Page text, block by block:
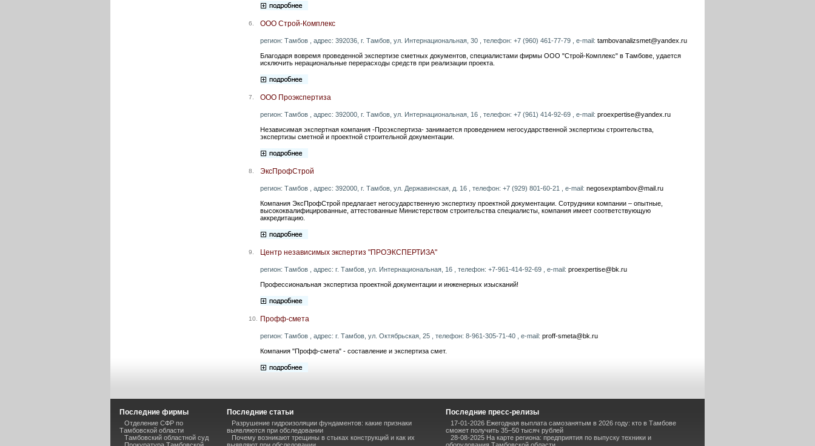
6. ООО Строй-Комплекс
регион: Тамбов , адрес: 392036, г. Тамбов, ул. Интернациональная, 30 , телефон: +7 (960) 461-77-79 , e-mail: tambovanalizsmet@yandex.ru
Благодаря вовремя проведенной экспертизе сметных документов, специалистами фирмы ООО "Строй-Комплекс" в Тамбове, удается
исключить нерациональные перерасходы средств при реализации проекта.
7. ООО Проэкспертиза
регион: Тамбов , адрес: 392000, г. Тамбов, ул. Интернациональная, 16 , телефон: +7 (961) 414-92-69 , e-mail: proexpertise@yandex.ru
Независимая экспертная компания -Проэкспертиза- занимается проведением негосударственной экспертизы строительства,
экспертизы сметной и проектной строительной документации.
8. ЭксПрофСтрой
регион: Тамбов , адрес: 392000, г. Тамбов, ул. Державинская, д. 16 , телефон: +7 (929) 801-60-21 , e-mail: negosexptambov@mail.ru
Компания ЭксПрофСтрой предлагает негосударственную экспертизу проектной документации. Сотрудники компании – опытные,
высококвалифицированные, аттестованные Министерством строительства специалисты, компания имеет соответствующую
аккредитацию.
9. Центр независимых экспертиз "ПРОЭКСПЕРТИЗА"
регион: Тамбов , адрес: г. Тамбов, ул. Интернациональная, 16 , телефон: +7-961-414-92-69 , e-mail: proexpertise@bk.ru
Профессиональная экспертиза проектной документации и инженерных изысканий!
10. Профф-смета
регион: Тамбов , адрес: г. Тамбов, ул. Октябрьская, 25 , телефон: 8-961-305-71-40 , e-mail: proff-smeta@bk.ru
Компания "Профф-смета" - составление и экспертиза смет.
Последние фирмы
Отделение СФР по
Тамбовской области
Тамбовский областной суд
Последние статьи
Разрушение гидроизоляции фундаментов: какие признаки
выявляются при обследовании
Почему возникают трещины в стыках конструкций и как их
Последние пресс-релизы
17-01-2026 Ежегодная выплата самозанятым в 2026 году: кто в Тамбове
сможет получить 35–50 тысяч рублей
28-08-2025 На карте региона: предприятия по выпуску техники и